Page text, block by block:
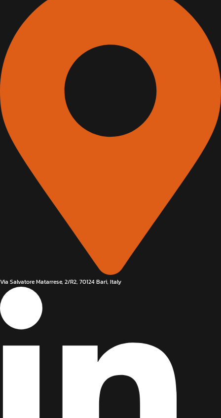
Via Salvatore Matarrese, 2/R2, 70124 Bari, Italy